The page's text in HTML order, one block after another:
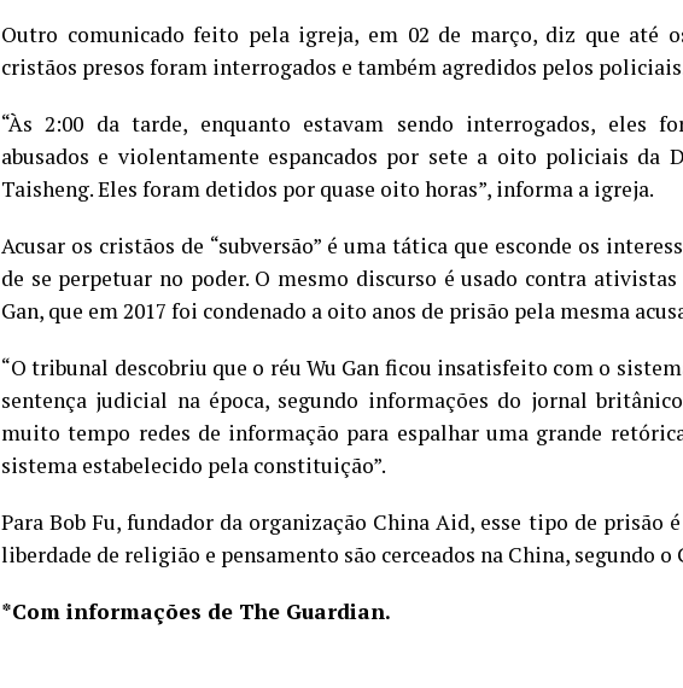
Outro comunicado feito pela igreja, em 02 de março, diz que até
cristãos presos foram interrogados e também agredidos pelos
“Às 2:00 da tarde, enquanto estavam sendo interrogados, eles
abusados ​​e violentamente espancados por sete a oito policiais da
Taisheng. Eles foram detidos por quase oito horas”, informa a igreja.
Acusar os cristãos de “subversão” é uma tática que esconde os
de se perpetuar no poder. O mesmo discurso é usado contra
Gan, que em 2017 foi condenado a oito anos de prisão pela mesma
“O tribunal descobriu que o réu Wu Gan ficou insatisfeito com o
sentença judicial na época, segundo informações do jornal
muito tempo redes de informação para espalhar uma grande
sistema estabelecido pela constituição”.
Para Bob Fu, fundador da organização China Aid, esse tipo de prisão
liberdade de religião e pensamento são cerceados na China, segundo o
*Com informações de The Guardian.